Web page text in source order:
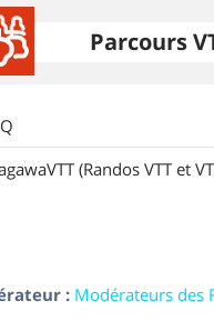
Parcours
(Randos VTT et
: Modérateurs des